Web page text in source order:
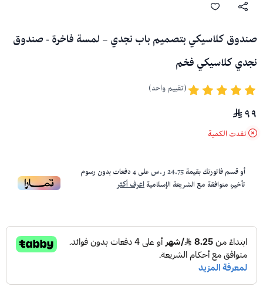
صندوق كلاسيكي بتصميم باب نجدي – لمسة فاخرة - صندوق
نجدي كلاسيكي فخم
(تقييم واحد)
٩٩
نفدت الكمية
أو قسم فاتورتك بقيمة24.75 ر.س على4دفعات بدون رسوم
تأخير، متوافقة مع الشريعة الإسلاميةاعرف أكثر